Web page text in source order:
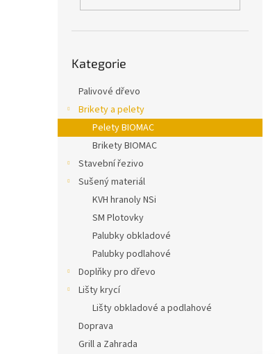
kategorie
Kategorie
Palivové dřevo
Brikety a pelety
Pelety BIOMAC
Brikety BIOMAC
Stavební řezivo
Sušený materiál
KVH hranoly NSi
SM Plotovky
Palubky obkladové
Palubky podlahové
Doplňky pro dřevo
Lišty krycí
Lišty obkladové a podlahové
Doprava
Grill a Zahrada